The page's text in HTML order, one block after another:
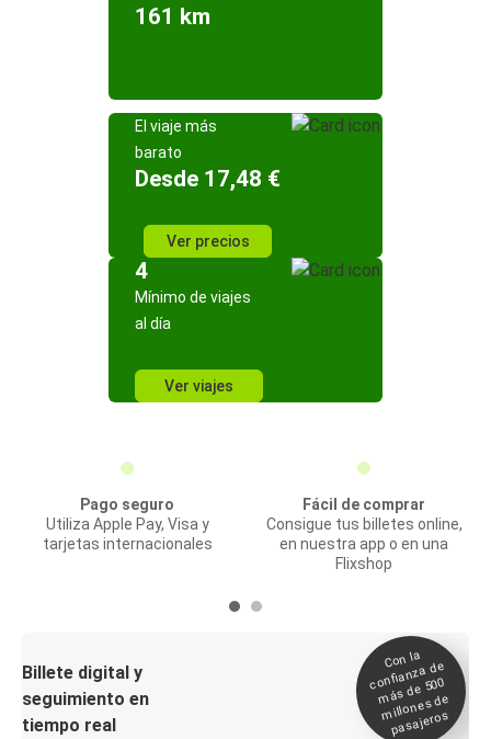
161 km
El viaje más
barato
Desde 17,48 €
Ver precios
4
Mínimo de viajes
al día
Ver viajes
Pago seguro
Utiliza Apple Pay, Visa y
tarjetas internacionales
Fácil de comprar
Consigue tus billetes online,
en nuestra app o en una
Flixshop
Billete digital y
seguimiento en
tiempo real
Con la
confianza de
más de 500
millones de
pasajeros